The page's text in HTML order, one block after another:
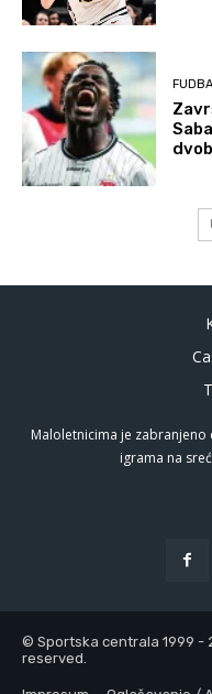
Maloletnicima je zabranjeno
igrama na
© Sportska centrala 1999 -
reserved.